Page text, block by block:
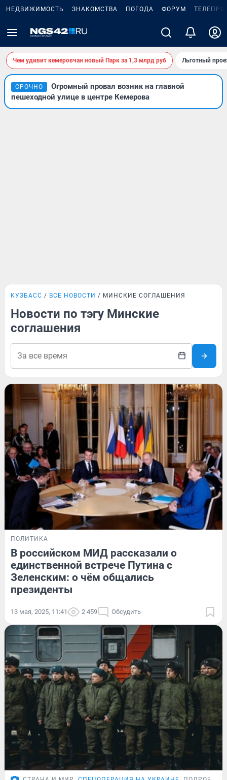
НЕДВИЖИМОСТЬ ЗНАКОМСТВА ПОГОДА ФОРУМ
Чем удивит кемеровчан новый Парк за 1,3 млрд руб Льготный
СРОЧНО
Огромный провал возник на главной
пешеходной улице в центре Кемерова
КУЗБАСС ВСЕ НОВОСТИ МИНСКИЕ СОГЛАШЕНИЯ
Новости по тэгу Минские
соглашения
ПОЛИТИКА
В российском МИД рассказали о
единственной встрече Путина с
Зеленским: о чём общались
президенты
13 мая, 2025, 11:41 2 459 Обсудить